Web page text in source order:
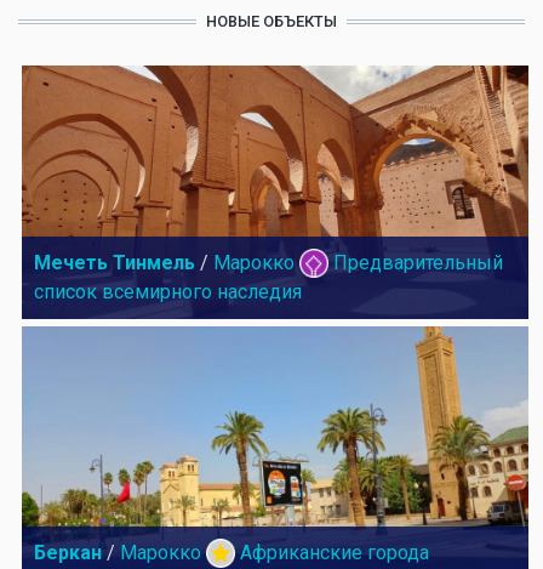
НОВЫЕ ОБЪЕКТЫ
Мечеть Тинмель / Марокко
Предварительный
список всемирного наследия
Беркан / Марокко Африканские города